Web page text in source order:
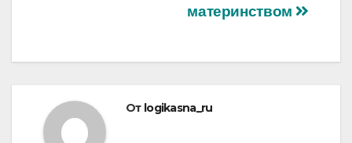
материнством
От logikasna_ru